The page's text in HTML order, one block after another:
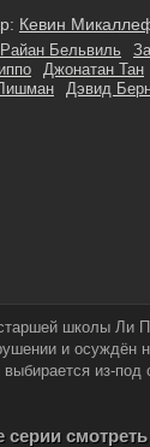
Кевин
Райан Бельвиль
Джонатан Тан
Дэвид
школы Ли
и осуждён
из-под
серии